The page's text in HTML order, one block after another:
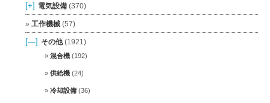
[+] 電気設備 (370)
工作機械 (57)
[—] その他(1921)
混合機 (192)
供給機 (24)
冷却設備 (36)